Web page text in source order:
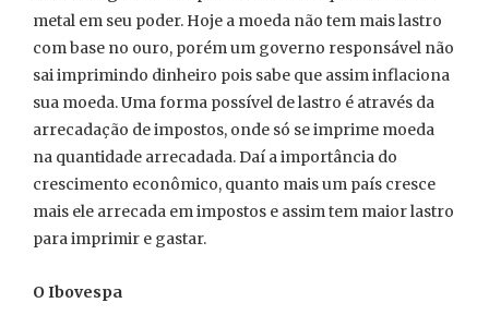
metal em seu poder. Hoje a moeda não tem mais lastro
com base no ouro, porém um governo responsável não
sai imprimindo dinheiro pois sabe que assim inflaciona
sua moeda. Uma forma possível de lastro é através da
arrecadação de impostos, onde só se imprime moeda
na quantidade arrecadada. Daí a importância do
crescimento econômico, quanto mais um país cresce
mais ele arrecada em impostos e assim tem maior lastro
para imprimir e gastar.
O Ibovespa